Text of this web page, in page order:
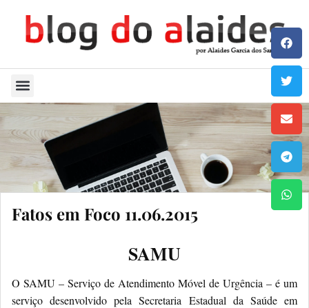
Fatos em Foco 11.06.2015
SAMU
O SAMU – Serviço de Atendimento Móvel de Urgência – é um
serviço desenvolvido pela Secretaria Estadual da Saúde em